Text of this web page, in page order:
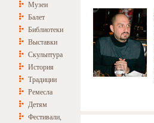
Музеи
Балет
Библиотеки
Выставки
Скульптура
История
Традиции
Ремесла
Детям
Фестивали,